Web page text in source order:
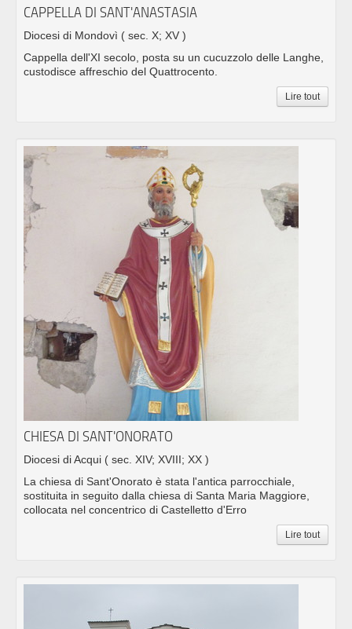
CAPPELLA DI SANT'ANASTASIA
Diocesi di Mondovì ( sec. X; XV )
Cappella dell'XI secolo, posta su un cucuzzolo delle Langhe,
custodisce affreschio del Quattrocento.
Lire tout
CHIESA DI SANT'ONORATO
Diocesi di Acqui ( sec. XIV; XVIII; XX )
La chiesa di Sant'Onorato è stata l'antica parrocchiale,
sostituita in seguito dalla chiesa di Santa Maria Maggiore,
collocata nel concentrico di Castelletto d'Erro
Lire tout